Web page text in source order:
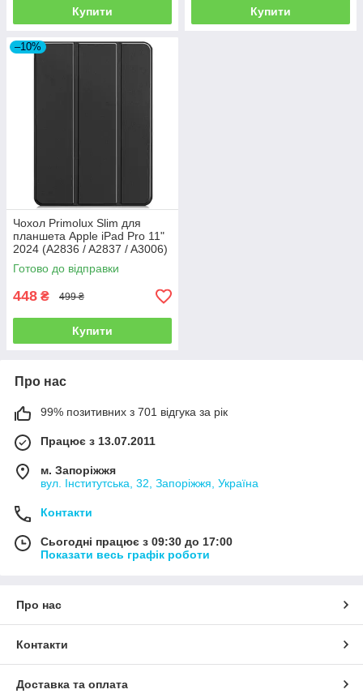
Купити Купити
–10%
Чохол Primolux Slim для
планшета Apple iPad Pro 11"
2024 (A2836 / A2837 / A3006)
- Black
Готово до відправки
448 ₴ 499 ₴
Купити
Про нас
99% позитивних з 701 відгука за рік
Працює з 13.07.2011
м. Запоріжжя
вул. Інститутська, 32, Запоріжжя, Україна
Контакти
Сьогодні працює з 09:30 до 17:00
Показати весь графік роботи
Про нас
Контакти
Доставка та оплата